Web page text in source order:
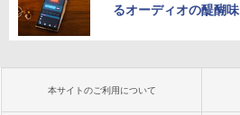
るオーディオの醍醐味
本サイトのご利用について